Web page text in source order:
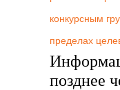
конкурсным
пределах
позднее